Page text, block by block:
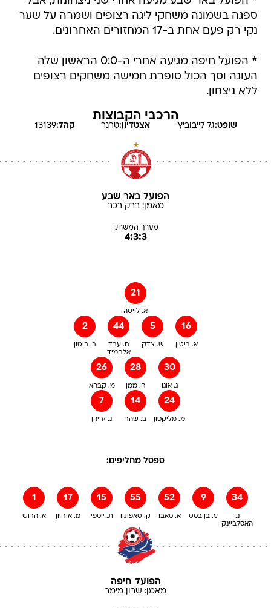
ספגה בשמונה משחקי ליגה רצופים ושמרה על שער
נקי רק פעם אחת ב-17 המחזורים האחרונים.
* הפועל חיפה מגיעה אחרי ה-0:0 הראשון שלה
העונה וסך הכול סופרת חמישה משחקים רצופים
ללא ניצחון.
הרכבי הקבוצות
שופט:גל לייבוביץ' אצטדיון:טרנר קהל:13139
הפועל באר שבע
מאמן:ברק בכר
מערך המשחק
4:3:3
21
א. לויטה
2
ב. ביטון
44
ח. עבד
אלחמיד
5
ש. צדק
16
א. ביטון
26
מ. קבהא
28
ח. ממן
30
ג. אוגו
7
נ. זריהן
14
ב. שהר
24
מ. מליקסון
ספסל מחליפים:
1
א. הרוש
17
מ. אוחיון
15
ת. יוספי
55
ק. טאפוקו
52
א. סאבו
9
ע. בן בסט
34
נ.
האסלביינק
הפועל חיפה
מאמן: שרון מימר